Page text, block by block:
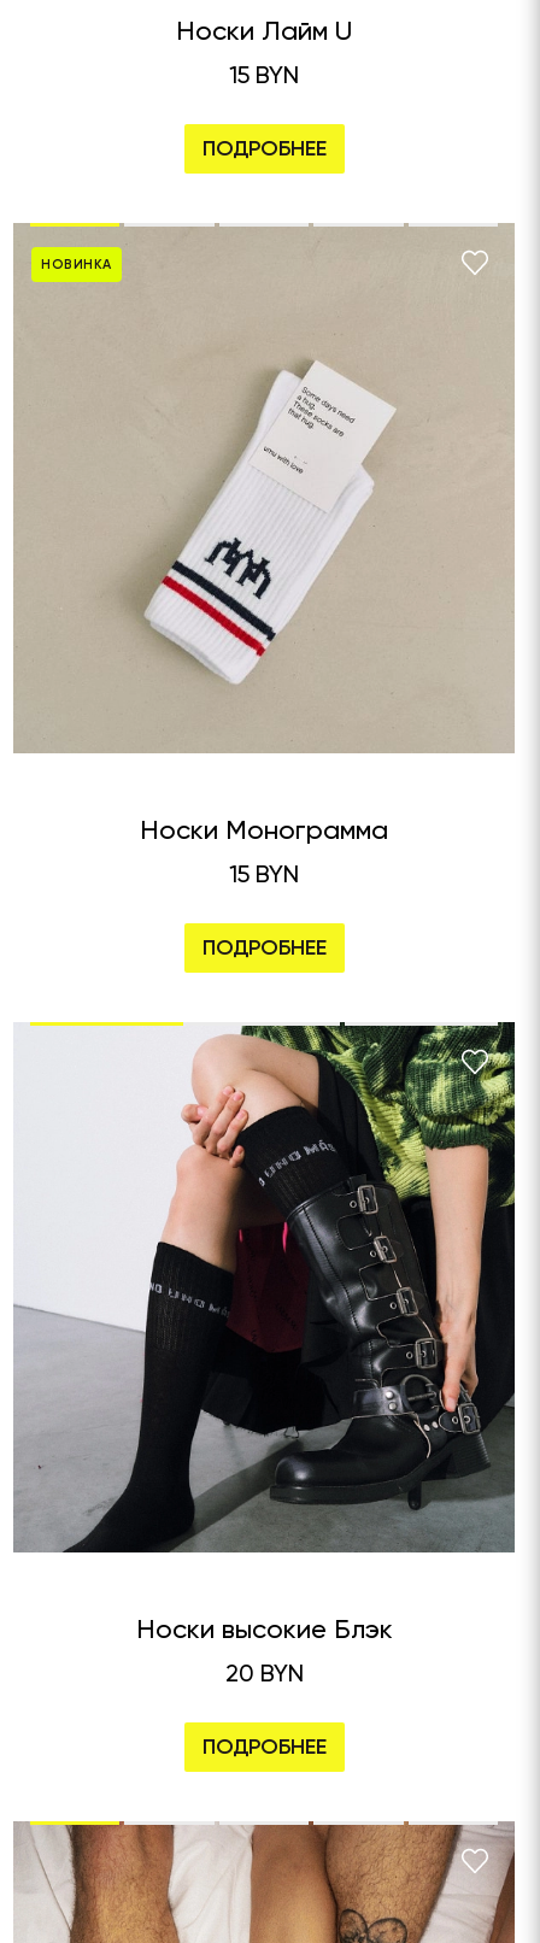
Носки Лайм U
15 BYN
ПОДРОБНЕЕ
НОВИНКА
Носки Монограмма
15 BYN
ПОДРОБНЕЕ
Носки высокие Блэк
20 BYN
ПОДРОБНЕЕ